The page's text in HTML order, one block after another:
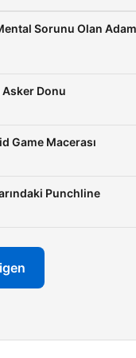
Sorunu Olan Adam
Asker Donu
Game Macerası
Punchline